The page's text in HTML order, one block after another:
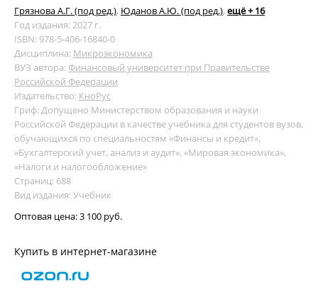
Грязнова А.Г. (под ред.), Юданов А.Ю. (под ред.), ещё + 16
Год издания: 2027 г.
ISBN: 978-5-406-16840-0
Дисциплина: Микроэкономика
ВУЗ автора: Финансовый университет при Правительстве
Российской Федерации
Издательство: КноРус
Гриф: Допущено Министерством образования и науки
Российской Федерации в качестве учебника для студентов вузов,
обучающихся по специальностям «Финансы и кредит»,
«Бухгалтерский учет, анализ и аудит», «Мировая экономика»,
«Налоги и налогообложение»
Страниц: 688
Вид издания: Учебник
Оптовая цена:3 100 руб.
Купить в интернет-магазине